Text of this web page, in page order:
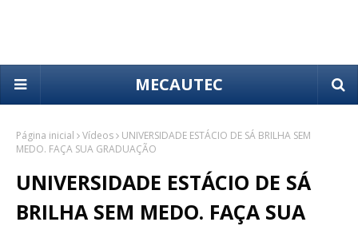
MECAUTEC
Página inicial Vídeos
UNIVERSIDADE ESTÁCIO DE SÁ BRILHA SEM
MEDO. FAÇA SUA GRADUAÇÃO
UNIVERSIDADE ESTÁCIO DE SÁ
BRILHA SEM MEDO. FAÇA SUA